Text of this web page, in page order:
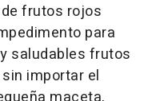
frutos rojos
para
saludables frutos
importar el